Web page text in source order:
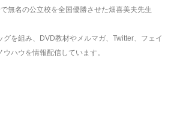
無名の公立校を全国優勝させた畑喜美夫先生
グを組み、DVD教材やメルマガ、Twitter、フェイ
ハウを情報配信しています。